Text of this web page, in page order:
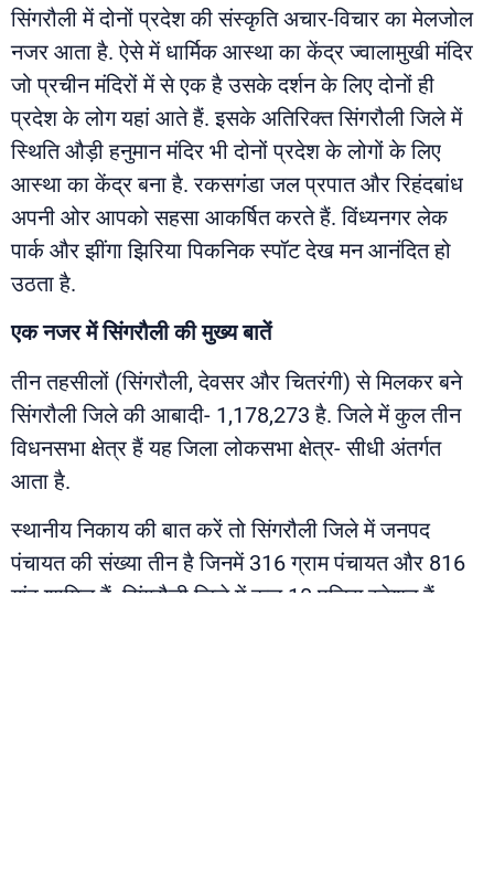
सिंगरौली में दोनों प्रदेश की संस्कृति अचार-विचार का मेलजोल
नजर आता है. ऐसे में धार्मिक आस्था का केंद्र ज्वालामुखी मंदिर
जो प्रचीन मंदिरों में से एक है उसके दर्शन के लिए दोनों ही
प्रदेश के लोग यहां आते हैं. इसके अतिरिक्त सिंगरौली जिले में
स्थिति औड़ी हनुमान मंदिर भी दोनों प्रदेश के लोगों के लिए
आस्था का केंद्र बना है. रकसगंडा जल प्रपात और रिहंदबांध
अपनी ओर आपको सहसा आकर्षित करते हैं. विंध्यनगर लेक
पार्क और झींगा झिरिया पिकनिक स्पॉट देख मन आनंदित हो
उठता है.
एक नजर में सिंगरौली की मुख्य बातें
तीन तहसीलों (सिंगरौली, देवसर और चितरंगी) से मिलकर बने
सिंगरौली जिले की आबादी- 1,178,273 है. जिले में कुल तीन
विधनसभा क्षेत्र हैं यह जिला लोकसभा क्षेत्र- सीधी अंतर्गत
आता है.
स्थानीय निकाय की बात करें तो सिंगरौली जिले में जनपद
पंचायत की संख्या तीन है जिनमें 316 ग्राम पंचायत और 816
गांव शामिल हैं. सिंगरौली जिले में कुल 10 पुलिस स्टेशन हैं.